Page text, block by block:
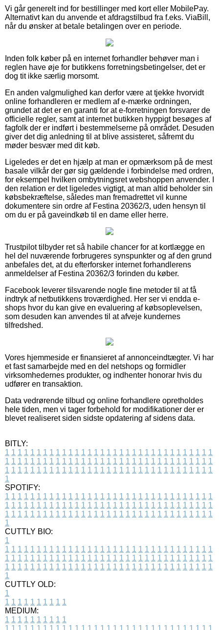
Vi går generelt ind for bestillinger med kort eller MobilePay.
Alternativt kan du anvende et afdragstilbud fra f.eks. ViaBill,
når du ønsker at betale betalingen over en periode.
Inden folk køber på en internet forhandler behøver man i
reglen have øje for butikkens forretningsbetingelser, det er
dog tit ikke særlig morsomt.
En anden valgmulighed kan derfor være at tjekke hvorvidt
online forhandleren er medlem af e-mærke ordningen,
grundet at det er en garanti for at e-forretningen forsvarer de
officielle regler, samt at internet butikken hyppigt besøges af
fagfolk der er indført i bestemmelserne på området. Desuden
giver det dig anledning til at blive assisteret, såfremt du
møder besvær med dit køb.
Ligeledes er det en hjælp at man er opmærksom på de mest
basale vilkår der gør sig gældende i forbindelse med ordren,
for eksempel hvilken ombytningsret webshoppen anvender. I
den relation er det ligeledes vigtigt, at man altid beholder sin
købsbekræftelse, således man fremadrettet vil kunne
dokumentere sin ordre af Festina 20362/3, uden hensyn til
om du er på gaveindkøb til en dame eller herre.
Trustpilot tilbyder ret så habile chancer for at kortlægge en
hel del nuværende forbrugeres synspunkter og af den grund
anbefales det, at du efterforsker internet forhandlerens
anmeldelser af Festina 20362/3 forinden du køber.
Facebook leverer tilsvarende nogle fine metoder til at få
indtryk af netbutikkens troværdighed. Her ser vi endda e-
shops hvor du kan give en evaluering af købsoplevelsen,
som desuden kan anvendes til at afveje kundernes
tilfredshed.
Vores hjemmeside er finansieret af annonceindtægter. Vi har
et fast samarbejde med en del netshops og formidler
virksomhedernes produkter, og indhenter honorar hvis du
udfører en transaktion.
Data vedrørende tilbud og online forhandlere opretholdes
hele tiden, men vi tager forbehold for modifikationer der er
blevet realiseret siden sidste opdatering af sidens data.
BITLY:
1 1 1 1 1 1 1 1 1 1 1 1 1 1 1 1 1 1 1 1 1 1 1 1 1 1 1 1 1 1 1 1 1
1 1 1 1 1 1 1 1 1 1 1 1 1 1 1 1 1 1 1 1 1 1 1 1 1 1 1 1 1 1 1 1 1
1 1 1 1 1 1 1 1 1 1 1 1 1 1 1 1 1 1 1 1 1 1 1 1 1 1 1 1 1 1 1 1 1
1
SPOTIFY:
1 1 1 1 1 1 1 1 1 1 1 1 1 1 1 1 1 1 1 1 1 1 1 1 1 1 1 1 1 1 1 1 1
1 1 1 1 1 1 1 1 1 1 1 1 1 1 1 1 1 1 1 1 1 1 1 1 1 1 1 1 1 1 1 1 1
1 1 1 1 1 1 1 1 1 1 1 1 1 1 1 1 1 1 1 1 1 1 1 1 1 1 1 1 1 1 1 1 1
1
CUTTLY BIO:
1
1 1 1 1 1 1 1 1 1 1 1 1 1 1 1 1 1 1 1 1 1 1 1 1 1 1 1 1 1 1 1 1 1
1 1 1 1 1 1 1 1 1 1 1 1 1 1 1 1 1 1 1 1 1 1 1 1 1 1 1 1 1 1 1 1 1
1 1 1 1 1 1 1 1 1 1 1 1 1 1 1 1 1 1 1 1 1 1 1 1 1 1 1 1 1 1 1 1 1
1
CUTTLY OLD:
1
1 1 1 1 1 1 1 1 1 1
MEDIUM:
1 1 1 1 1 1 1 1 1 1
1 1 1 1 1 1 1 1 1 1 1 1 1 1 1 1 1 1 1 1 1 1 1 1 1 1 1 1 1 1 1 1 1